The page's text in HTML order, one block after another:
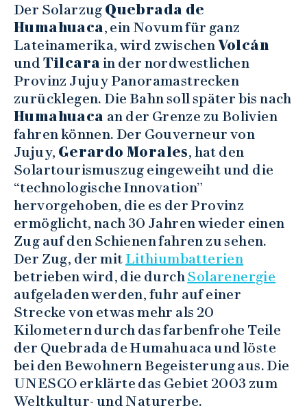
Der Solarzug Quebrada de
Humahuaca, ein Novum für ganz
Lateinamerika, wird zwischenVolcán
und Tilcarain der nordwestlichen
Provinz Jujuy Panoramastrecken
zurücklegen. Die Bahn soll später bis nach
Humahuaca an der Grenze zu Bolivien
fahren können. Der Gouverneur von
Jujuy, Gerardo Morales, hat den
Solartourismuszug eingeweiht und die
“technologische Innovation”
hervorgehoben, die es der Provinz
ermöglicht, nach 30 Jahren wieder einen
Zug auf den Schienen fahren zu sehen.
Der Zug, der mitLithiumbatterien
betrieben wird, die durchSolarenergie
aufgeladen werden, fuhr auf einer
Strecke von etwas mehr als 20
Kilometern durch das farbenfrohe Teile
der Quebrada de Humahuaca und löste
bei den Bewohnern Begeisterung aus. Die
UNESCO erklärte das Gebiet 2003 zum
Weltkultur- und Naturerbe.